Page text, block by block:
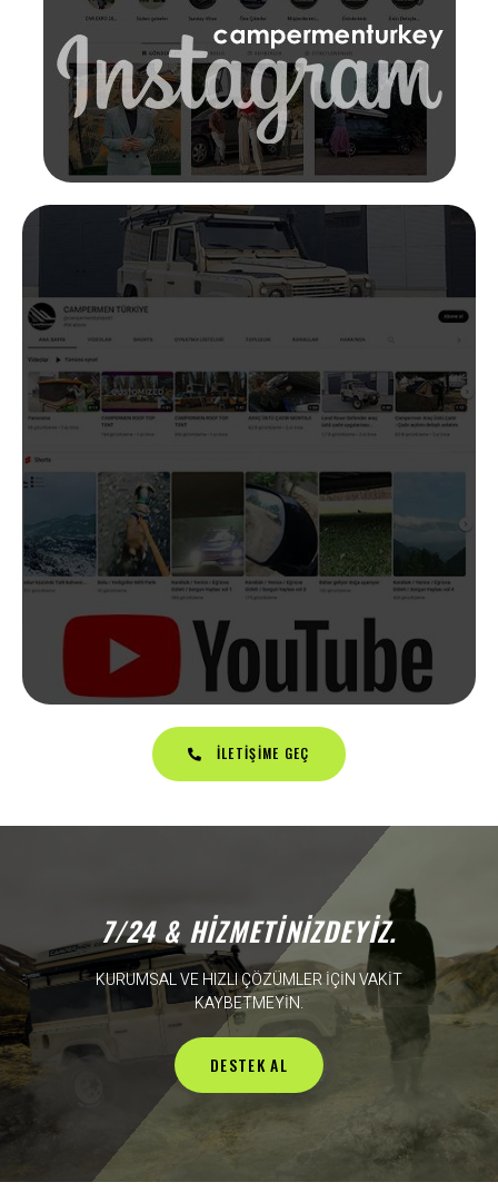
İLETIŞIME GEÇ
7/24 & HİZMETİNİZDEYİZ.
KURUMSAL VE HIZLI ÇÖZÜMLER İÇİN VAKİT
KAYBETMEYİN.
DESTEK AL